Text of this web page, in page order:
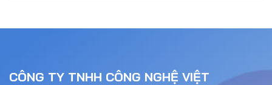
CÔNG TY TNHH CÔNG NGHỆ VIỆT